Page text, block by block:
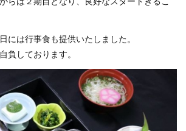
には行事食も提供いたしました。
負しております。